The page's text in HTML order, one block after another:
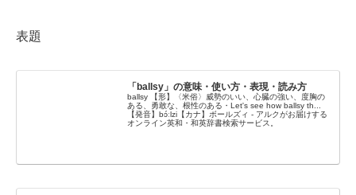
表題
「ballsy」の意味・使い方・表現・読み方
ballsy 【形】〈米俗〉威勢のいい、心臓の強い、度胸の
ある、勇敢な、根性のある・Let's see how ballsy th...
【発音】bɔ́ːlzi【カナ】ボールズィ - アルクがお届けする
オンライン英和・和英辞書検索サービス。